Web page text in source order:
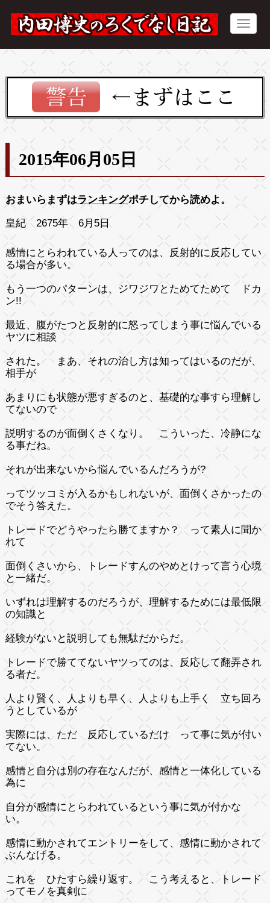
2015年06月05日
おまいらまずはランキングポチしてから読めよ。
皇紀2675年 6月5日
感情にとらわれている人ってのは、反射的に反応してい
る場合が多い。
もう一つのパターンは、ジワジワとためてためて ドカ
ン!!
最近、腹がたつと反射的に怒ってしまう事に悩んでいる
ヤツに相談
された。 まあ、それの治し方は知ってはいるのだが、
相手が
あまりにも状態が悪すぎるのと、基礎的な事すら理解し
てないので
説明するのが面倒くさくなり。 こういった、冷静にな
る事だね。
それが出来ないから悩んでいるんだろうが?
ってツッコミが入るかもしれないが、面倒くさかったの
でそう答えた。
トレードでどうやったら勝てますか？ って素人に聞か
れて
面倒くさいから、トレードすんのやめとけって言う心境
と一緒だ。
いずれは理解するのだろうが、理解するためには最低限
の知識と
経験がないと説明しても無駄だからだ。
トレードで勝ててないヤツってのは、反応して翻弄され
る者だ。
人より賢く、人よりも早く、人よりも上手く 立ち回ろ
うとしているが
実際には、ただ 反応しているだけ って事に気が付い
てない。
感情と自分は別の存在なんだが、感情と一体化している
為に
自分が感情にとらわれているという事に気が付かな
い。
感情に動かされてエントリーをして、感情に動かされて
ぶんなげる。
これを ひたすら繰り返す。 こう考えると、トレード
ってモノを真剣に